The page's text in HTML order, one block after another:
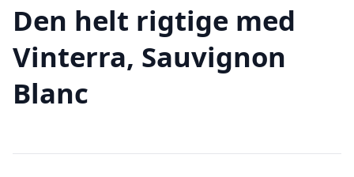
Den helt rigtige med
Vinterra, Sauvignon
Blanc